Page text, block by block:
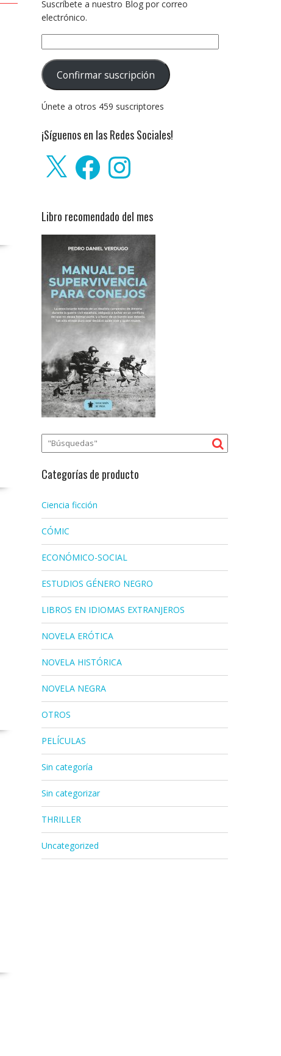
Suscríbete a nuestro Blog por correo
electrónico.
de
correo
electrónico:
Confirmar suscripción
Únete a otros 459 suscriptores
¡Síguenos en las Redes Sociales!
FacebookInstagram
Libro recomendado del mes
Categorías de producto
Ciencia ficción
CÓMIC
ECONÓMICO-SOCIAL
ESTUDIOS GÉNERO NEGRO
LIBROS EN IDIOMAS EXTRANJEROS
NOVELA ERÓTICA
NOVELA HISTÓRICA
NOVELA NEGRA
OTROS
PELÍCULAS
Sin categoría
Sin categorizar
THRILLER
Uncategorized